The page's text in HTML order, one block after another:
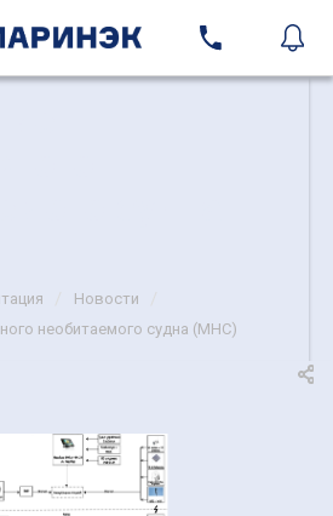
Новости
необитаемого судна (МНС)